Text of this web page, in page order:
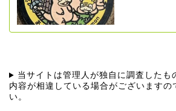
当サイトは管理人が独自に調査したも
内容が相違している場合がございますの
い。